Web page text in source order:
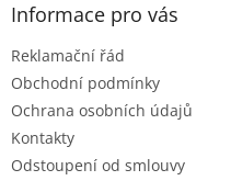
Informace pro vás
Reklamační řád
Obchodní podmínky
Ochrana osobních údajů
Kontakty
Odstoupení od smlouvy